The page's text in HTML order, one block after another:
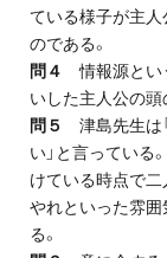
ている様子が主人
のである。
問４
情報源とい
いした主人公の頭
問５
津島先生は
い」と言っている
けている時点で二
やれといった雰囲
る。